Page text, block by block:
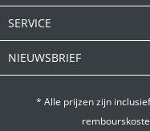
SERVICE
NIEUWSBRIEF
* Alle prijzen zijn